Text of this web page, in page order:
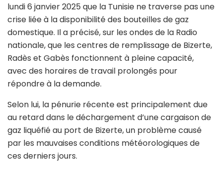
lundi 6 janvier 2025 que la Tunisie ne traverse pas une
crise liée à la disponibilité des bouteilles de gaz
domestique. Il a précisé, sur les ondes de la Radio
nationale, que les centres de remplissage de Bizerte,
Radès et Gabès fonctionnent à pleine capacité,
avec des horaires de travail prolongés pour
répondre à la demande.
Selon lui, la pénurie récente est principalement due
au retard dans le déchargement d’une cargaison de
gaz liquéfié au port de Bizerte, un problème causé
par les mauvaises conditions météorologiques de
ces derniers jours.